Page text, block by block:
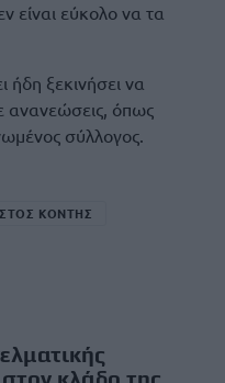
είναι εύκολο να τα
ήδη ξεκινήσει να
ανανεώσεις, όπως
σύλλογος.
ΚΟΝΤΗΣ